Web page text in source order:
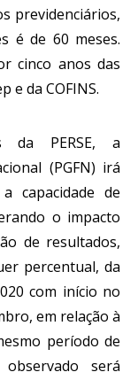
previdenciários,
é de 60 meses.
cinco anos das
e da COFINS.
da PERSE, a
(PGFN) irá
capacidade de
o impacto
de resultados,
percentual, da
com início no
em relação à
período de
será